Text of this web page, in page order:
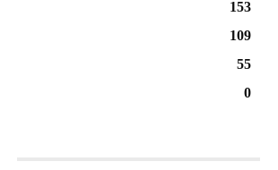
153
109
55
0